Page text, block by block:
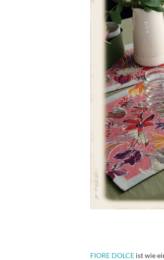
FIORE DOLCE ist wie